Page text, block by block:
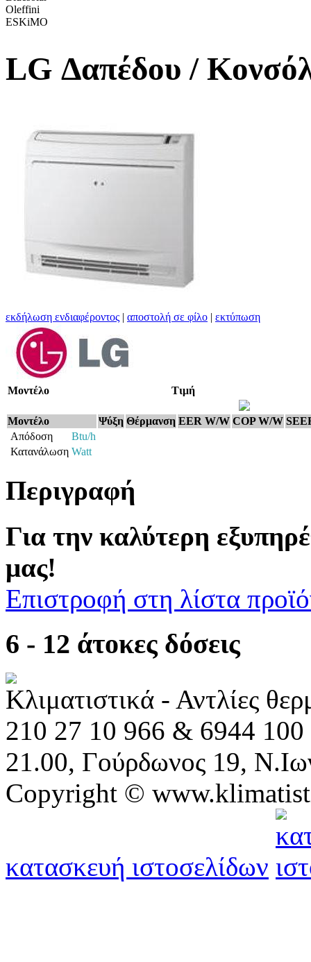
Oleffini
ESKiMO
LG Δαπέδου /
εκδήλωση ενδιαφέροντος | αποστολή σε φίλο | εκτύπωση
Μοντέλο Τιμή
Μοντέλο Ψύξη Θέρμανση EER W/W COP W/W
Απόδοση
Btu/h
Κατανάλωση Watt
Περιγραφή
Για την καλύτερη
μας!
Επιστροφή στη λίστα
6 - 12 άτοκες δόσεις
Κλιματιστικά - Αντλίες
210 27 10 966 & 6944 100
21.00, Γούρδωνος 19,
Copyright ©
κατασκευή ιστοσελίδων